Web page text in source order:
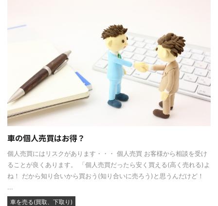
車の個人売買はお得？
個人売買にはリスクがあります・・・ 個人売買 お客様から相談を受け
ることが良くあります。 「個人売買だったら安く買える(高く売れる)よ
ね！ だから知り合いから買おう(知り合いに売ろう)と思うんだけど！
...
車を売る(買取、下取り)